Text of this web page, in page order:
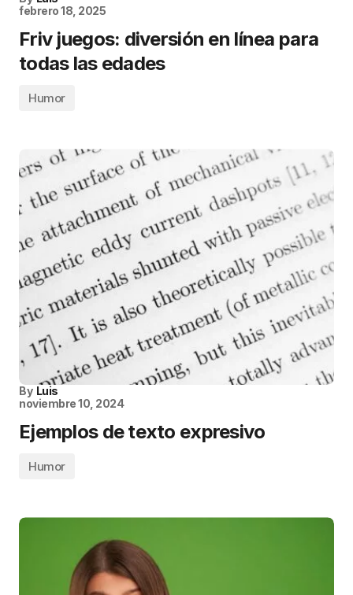
febrero 18, 2025
Friv juegos: diversión en línea para
todas las edades
Humor
By Luis
noviembre 10, 2024
Ejemplos de texto expresivo
Humor